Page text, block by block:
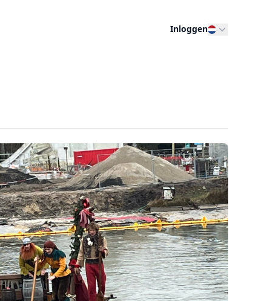
Inloggen